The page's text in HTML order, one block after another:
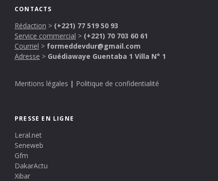
CONTACTS
Rédaction > (+221) 77 519 50 93
Service commercial > (+221) 70 703 60 61
Courriel > formeddevdur@gmail.com
Adresse > Guédiawaye Guentaba 1 Villa N° 1
Mentions légales | Politique de confidentialité
PRESSE EN LIGNE
Leral.net
Seneweb
Gfm
DakarActu
Xibar